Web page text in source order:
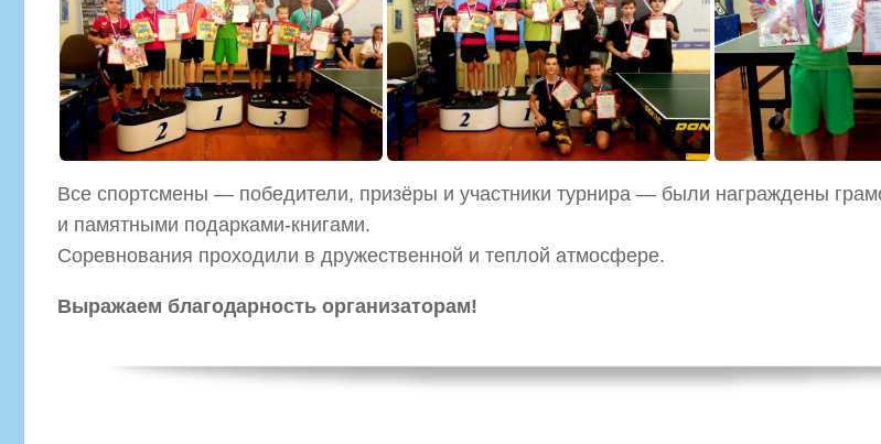
Все спортсмены — победители, призёры и участники турнира — были награждены
и памятными подарками-книгами.
Соревнования проходили в дружественной и теплой атмосфере.
Выражаем благодарность организаторам!